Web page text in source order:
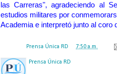
las Carreras", agradeciendo al
estudios militares por
Academia e interpretó junto al coro
Prensa Única RD 7:50 a.m.
Prensa Única RD